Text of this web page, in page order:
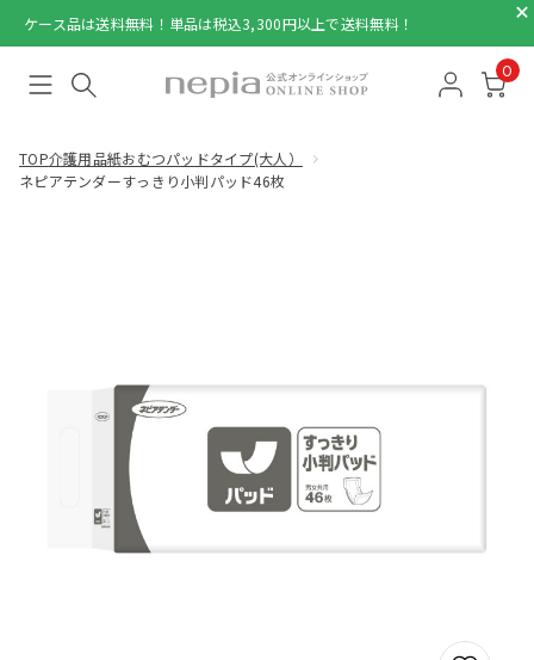
ケース品は送料無料！単品は税込3,300円以上で送料無料！
0
TOP介護用品紙おむつパッドタイプ(大人）
ネピアテンダーすっきり小判パッド46枚